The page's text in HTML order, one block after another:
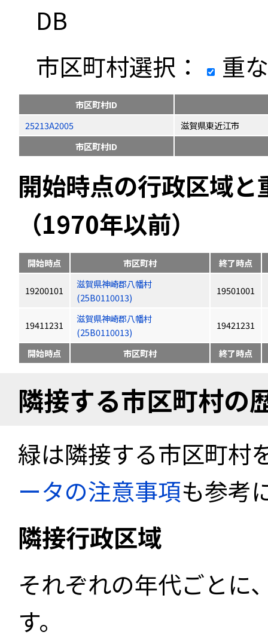
DB
市区町村選択：
重
市区町村ID
25213A2005
滋賀県東近江市
市区町村ID
開始時点の行政区域
（1970年以前）
開始時点 市区町村 終了時点
19200101
滋賀県神崎郡八幡村
(25B0110013)
19501001
19411231
滋賀県神崎郡八幡村
(25B0110013)
19421231
開始時点 市区町村 終了時点
隣接する市区町村の
緑は隣接する市区町村
ータの注意事項も参考
隣接行政区域
それぞれの年代ごとに
す。